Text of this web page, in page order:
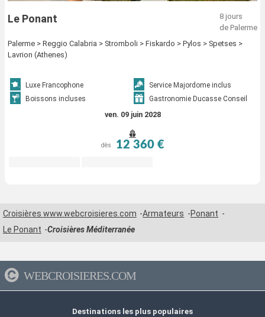
Le Ponant
8 jours
de Palerme
Palerme > Reggio Calabria > Stromboli > Fiskardo > Pylos > Spetses >
Lavrion (Athenes)
Luxe Francophone
Service Majordome inclus
Boissons incluses
Gastronomie Ducasse Conseil
ven. 09 juin 2028
dès 12 360 €
Croisières www.webcroisieres.com Armateurs
Ponant
Le Ponant
Croisières Méditerranée
WEBCROISIERES.COM
Destinations les plus populaires